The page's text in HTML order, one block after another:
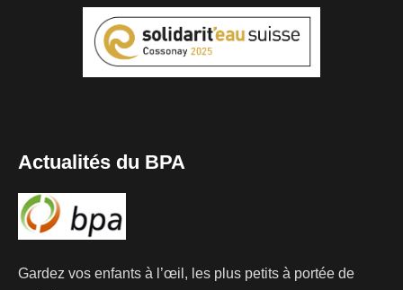
Actualités du BPA
Gardez vos enfants à l’œil, les plus petits à portée de